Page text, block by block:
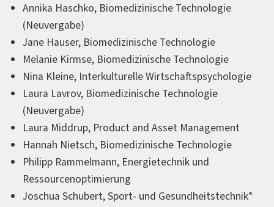
Annika Haschko, Biomedizinische Technologie
(Neuvergabe)
Jane Hauser, Biomedizinische Technologie
Melanie Kirmse, Biomedizinische Technologie
Nina Kleine, Interkulturelle Wirtschaftspsychologie
Laura Lavrov, Biomedizinische Technologie
(Neuvergabe)
Laura Middrup, Product and Asset Management
Hannah Nietsch, Biomedizinische Technologie
Philipp Rammelmann, Energietechnik und
Ressourcenoptimierung
Joschua Schubert, Sport- und Gesundheitstechnik*